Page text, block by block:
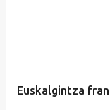
Euskalgintza